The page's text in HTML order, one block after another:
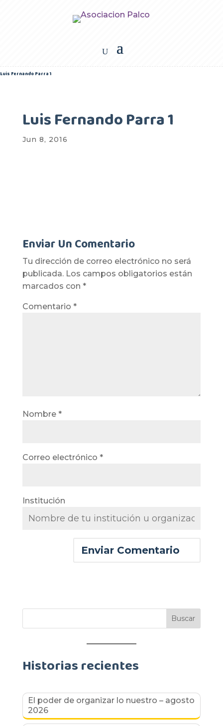
Luis Fernando Parra 1
Luis Fernando Parra 1
Jun 8, 2016
Enviar Un Comentario
Tu dirección de correo electrónico no será
publicada. Los campos obligatorios están
marcados con *
Comentario *
Nombre *
Correo electrónico *
Institución
Historias recientes
El poder de organizar lo nuestro – agosto
2026